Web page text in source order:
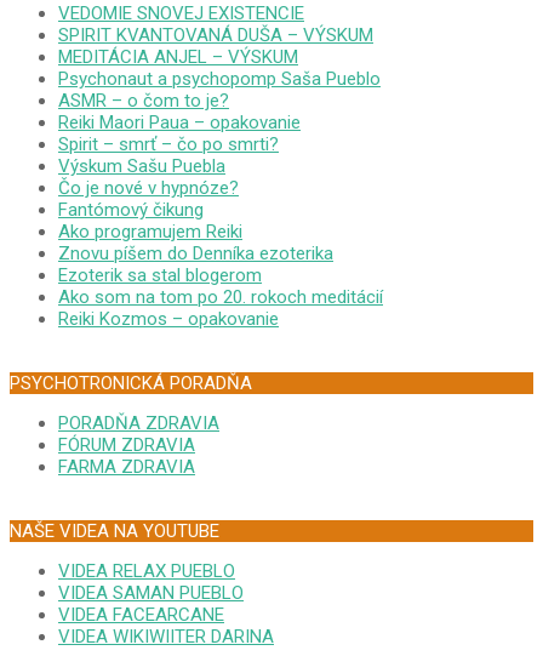
VEDOMIE SNOVEJ EXISTENCIE
SPIRIT KVANTOVANÁ DUŠA – VÝSKUM
MEDITÁCIA ANJEL – VÝSKUM
Psychonaut a psychopomp Saša Pueblo
ASMR – o čom to je?
Reiki Maori Paua – opakovanie
Spirit – smrť – čo po smrti?
Výskum Sašu Puebla
Čo je nové v hypnóze?
Fantómový čikung
Ako programujem Reiki
Znovu píšem do Denníka ezoterika
Ezoterik sa stal blogerom
Ako som na tom po 20. rokoch meditácií
Reiki Kozmos – opakovanie
PSYCHOTRONICKÁ PORADŇA
PORADŇA ZDRAVIA
FÓRUM ZDRAVIA
FARMA ZDRAVIA
NAŠE VIDEA NA YOUTUBE
VIDEA RELAX PUEBLO
VIDEA SAMAN PUEBLO
VIDEA FACEARCANE
VIDEA WIKIWIITER DARINA